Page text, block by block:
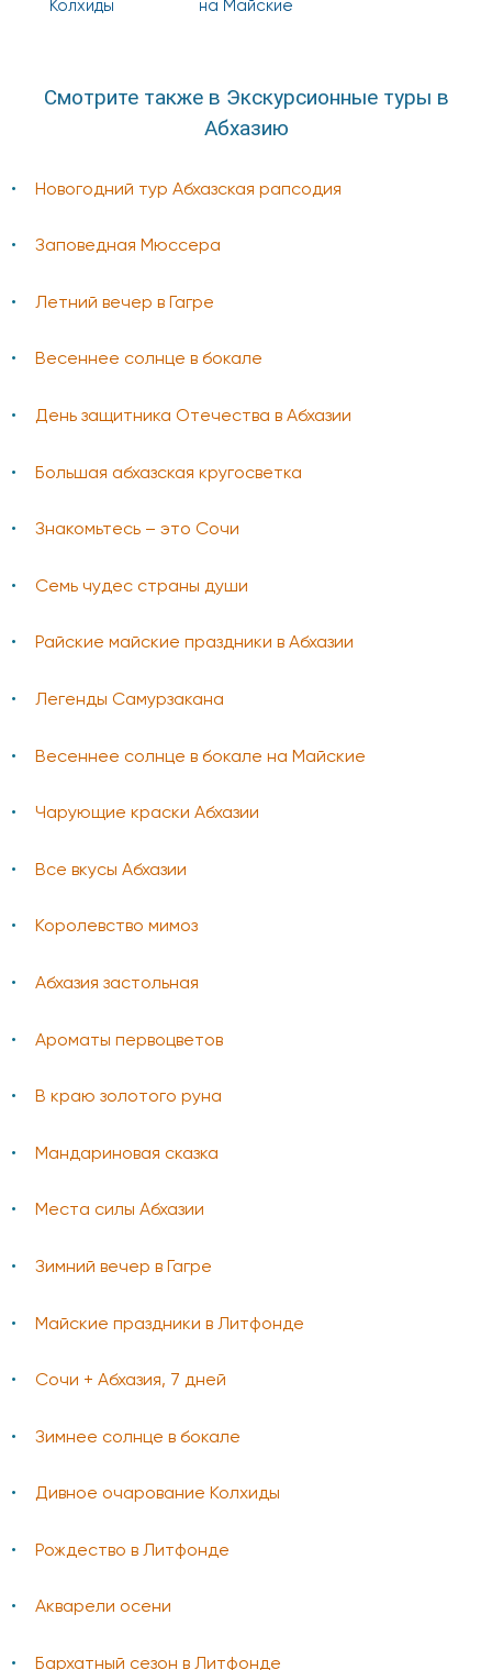
Колхиды на Майские
Смотрите также в Экскурсионные туры в
Абхазию
Новогодний тур Абхазская рапсодия
Заповедная Мюссера
Летний вечер в Гагре
Весеннее солнце в бокале
День защитника Отечества в Абхазии
Большая абхазская кругосветка
Знакомьтесь – это Сочи
Семь чудес страны души
Райские майские праздники в Абхазии
Легенды Самурзакана
Весеннее солнце в бокале на Майские
Чарующие краски Абхазии
Все вкусы Абхазии
Королевство мимоз
Абхазия застольная
Ароматы первоцветов
В краю золотого руна
Мандариновая сказка
Места силы Абхазии
Зимний вечер в Гагре
Майские праздники в Литфонде
Сочи + Абхазия, 7 дней
Зимнее солнце в бокале
Дивное очарование Колхиды
Рождество в Литфонде
Акварели осени
Бархатный сезон в Литфонде